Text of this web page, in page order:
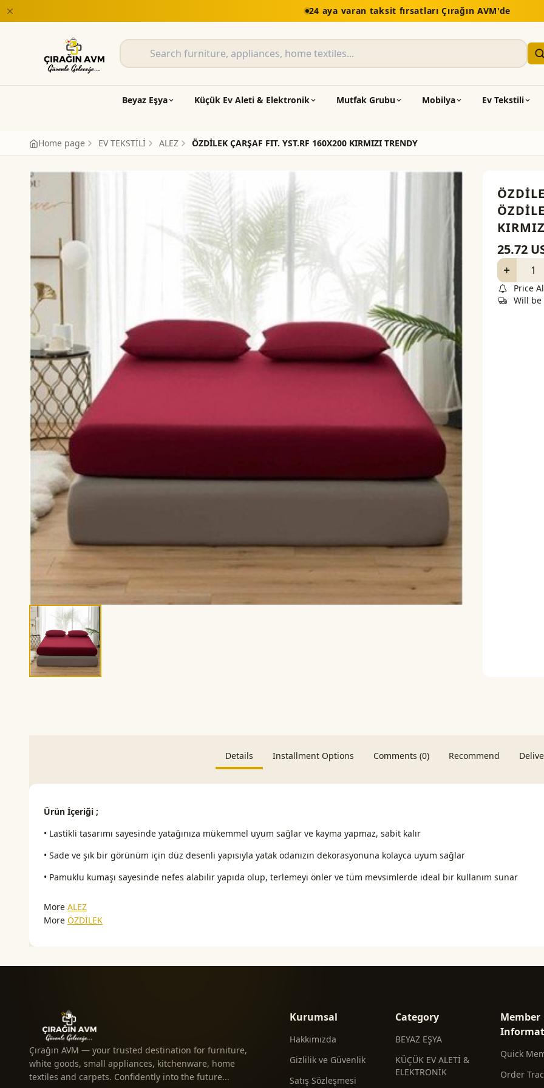
24 aya varan taksit fırsatları Çırağın AVM'de
Beyaz Eşya Küçük Ev Aleti & Elektronik Mutfak Grubu Mobilya Ev Tekstili
Home page EV TEKSTİLİ ALEZ ÖZDİLEK ÇARŞAF FIT. YST.RF 160X200 KIRMIZI TRENDY
25.72
Price
Will be
Details Installment Options Comments (0) Recommend
Ürün İçeriği ;
• Lastikli tasarımı sayesinde yatağınıza mükemmel uyum sağlar ve kayma yapmaz, sabit kalır
• Sade ve şık bir görünüm için düz desenli yapısıyla yatak odanızın dekorasyonuna kolayca uyum sağlar
• Pamuklu kumaşı sayesinde nefes alabilir yapıda olup, terlemeyi önler ve tüm mevsimlerde ideal bir kullanım sunar
More ALEZ
More ÖZDİLEK
Çırağın AVM — your trusted destination for furniture,
white goods, small appliances, kitchenware, home
textiles and carpets. Confidently into the future...
Kurumsal
Hakkımızda
Gizlilik ve Güvenlik
Satış Sözleşmesi
Category
BEYAZ EŞYA
KÜÇÜK EV ALETİ &
ELEKTRONİK
Member
Quick
Order